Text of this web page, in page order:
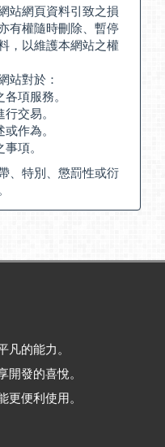
站網頁資料引致之損
有權隨時刪除、暫停
，以維護本網站之權
站對於：
項服務。
交易。
作為。
項。
、特別、懲罰性或衍
的能力。
發的喜悅。
便利使用。